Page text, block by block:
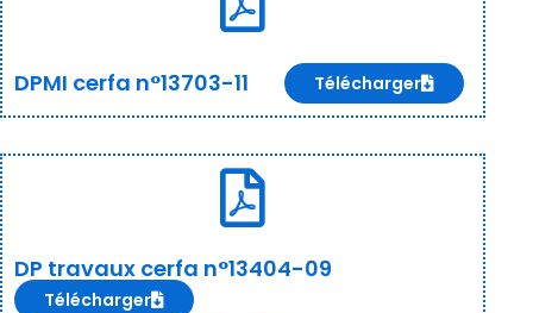
DPMI cerfa n°13703-11 Télécharger
DP travaux cerfa n°13404-09
Télécharger